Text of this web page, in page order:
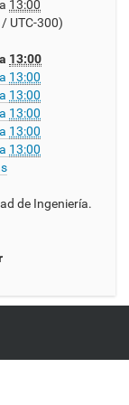
a 13:00
UTC-300)
a 13:00
a 13:00
a 13:00
a 13:00
a 13:00
a 13:00
de Ingeniería.